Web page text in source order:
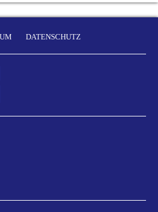
DATENSCHUTZ